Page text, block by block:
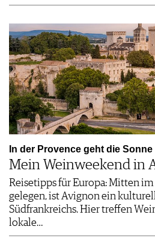
In der Provence geht die
Mein Weinweekend in
Reisetipps für Europa: Mitten
gelegen, ist Avignon ein
Südfrankreichs. Hier treffen
lokale…